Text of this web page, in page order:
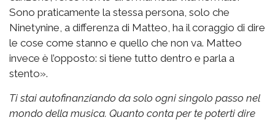
Sono praticamente la stessa persona, solo che
Ninetynine, a differenza di Matteo, ha il coraggio di dire
le cose come stanno e quello che non va. Matteo
invece è l’opposto: si tiene tutto dentro e parla a
stento».
Ti stai autofinanziando da solo ogni singolo passo nel
mondo della musica. Quanto conta per te poterti dire